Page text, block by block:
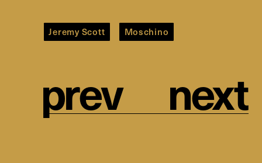
Jeremy Scott Moschino
prev next